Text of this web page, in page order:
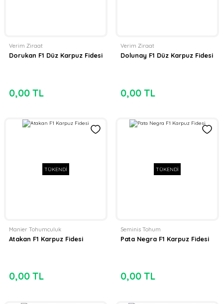
Verim Ziraat
Dorukan F1 Düz Karpuz Fidesi
0,00 TL
Verim Ziraat
Dolunay F1 Düz Karpuz Fidesi
0,00 TL
TÜKENDİ
Manier Tohumculuk
Atakan F1 Karpuz Fidesi
0,00 TL
TÜKENDİ
Seminis Tohum
Pata Negra F1 Karpuz Fidesi
0,00 TL